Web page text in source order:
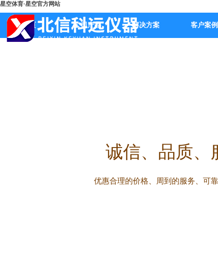
星空体育·星空官方网站
首页 公司产品 解决方案 客户案例
诚信、品质、
优惠合理的价格、周到的服务、可